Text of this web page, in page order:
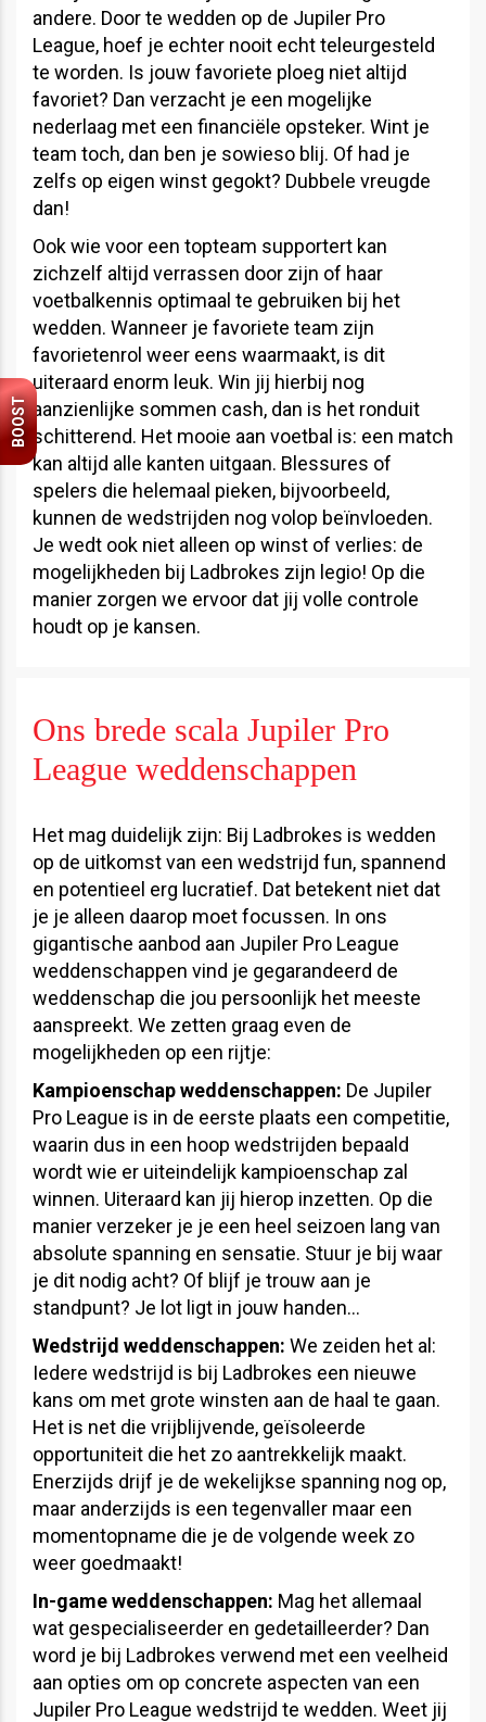
BOOST
andere. Door te wedden op de Jupiler Pro
League, hoef je echter nooit echt teleurgesteld
te worden. Is jouw favoriete ploeg niet altijd
favoriet? Dan verzacht je een mogelijke
nederlaag met een financiële opsteker. Wint je
team toch, dan ben je sowieso blij. Of had je
zelfs op eigen winst gegokt? Dubbele vreugde
dan!
Ook wie voor een topteam supportert kan
zichzelf altijd verrassen door zijn of haar
voetbalkennis optimaal te gebruiken bij het
wedden. Wanneer je favoriete team zijn
favorietenrol weer eens waarmaakt, is dit
uiteraard enorm leuk. Win jij hierbij nog
aanzienlijke sommen cash, dan is het ronduit
schitterend. Het mooie aan voetbal is: een match
kan altijd alle kanten uitgaan. Blessures of
spelers die helemaal pieken, bijvoorbeeld,
kunnen de wedstrijden nog volop beïnvloeden.
Je wedt ook niet alleen op winst of verlies: de
mogelijkheden bij Ladbrokes zijn legio! Op die
manier zorgen we ervoor dat jij volle controle
houdt op je kansen.
Ons brede scala Jupiler Pro
League weddenschappen
Het mag duidelijk zijn: Bij Ladbrokes is wedden
op de uitkomst van een wedstrijd fun, spannend
en potentieel erg lucratief. Dat betekent niet dat
je je alleen daarop moet focussen. In ons
gigantische aanbod aan Jupiler Pro League
weddenschappen vind je gegarandeerd de
weddenschap die jou persoonlijk het meeste
aanspreekt. We zetten graag even de
mogelijkheden op een rijtje:
Kampioenschap weddenschappen: De Jupiler
Pro League is in de eerste plaats een competitie,
waarin dus in een hoop wedstrijden bepaald
wordt wie er uiteindelijk kampioenschap zal
winnen. Uiteraard kan jij hierop inzetten. Op die
manier verzeker je je een heel seizoen lang van
absolute spanning en sensatie. Stuur je bij waar
je dit nodig acht? Of blijf je trouw aan je
standpunt? Je lot ligt in jouw handen…
Wedstrijd weddenschappen: We zeiden het al:
Iedere wedstrijd is bij Ladbrokes een nieuwe
kans om met grote winsten aan de haal te gaan.
Het is net die vrijblijvende, geïsoleerde
opportuniteit die het zo aantrekkelijk maakt.
Enerzijds drijf je de wekelijkse spanning nog op,
maar anderzijds is een tegenvaller maar een
momentopname die je de volgende week zo
weer goedmaakt!
In-game weddenschappen: Mag het allemaal
wat gespecialiseerder en gedetailleerder? Dan
word je bij Ladbrokes verwend met een veelheid
aan opties om op concrete aspecten van een
Jupiler Pro League wedstrijd te wedden. Weet jij